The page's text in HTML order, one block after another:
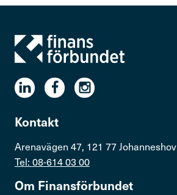
Kontakt
Arenavägen 47, 121 77 Johanneshov
Tel: 08-614 03 00
Om Finans­för­bundet